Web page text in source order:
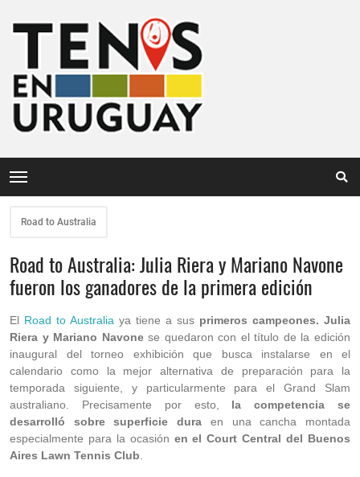
Road to Australia
Road to Australia: Julia Riera y Mariano Navone
fueron los ganadores de la primera edición
El Road to Australia ya tiene a sus primeros campeones. Julia
Riera y Mariano Navonese quedaron con el título de la edición
inaugural del torneo exhibición que busca instalarse en el
calendario como la mejor alternativa de preparación para la
temporada siguiente, y particularmente para el Grand Slam
australiano. Precisamente por esto, la competencia se
desarrolló sobre superficie dura en una cancha montada
especialmente para la ocasión en el Court Central del Buenos
Aires Lawn Tennis Club